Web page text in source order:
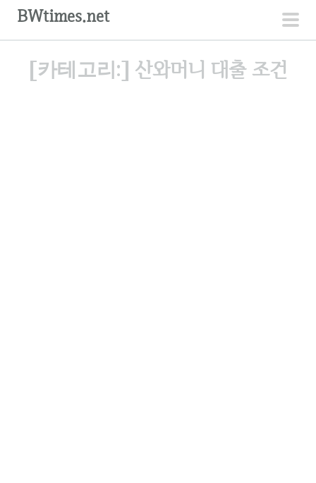
주
BWtimes.net
[카테고리:] 산와머니 대출 조건